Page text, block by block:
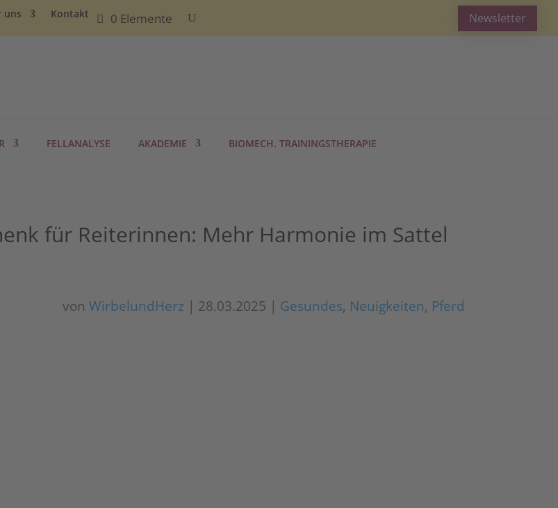
uns Kontakt 0 Elemente Newsletter
FELLANALYSE AKADEMIE BIOMECH. TRAININGSTHERAPIE
für Reiterinnen: Mehr Harmonie im Sattel
von WirbelundHerz | 28.03.2025 | Gesundes, Neuigkeiten, Pferd